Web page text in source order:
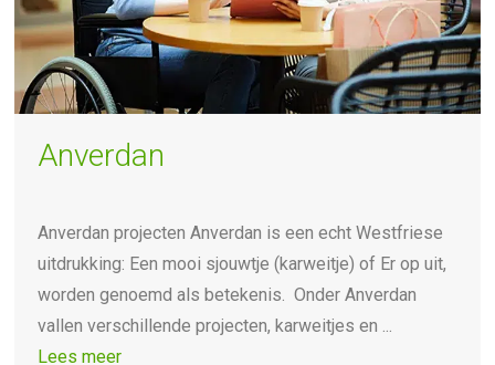
Anverdan
Anverdan projecten Anverdan is een echt Westfriese
uitdrukking: Een mooi sjouwtje (karweitje) of Er op uit,
worden genoemd als betekenis. Onder Anverdan
vallen verschillende projecten, karweitjes en ...
Lees meer